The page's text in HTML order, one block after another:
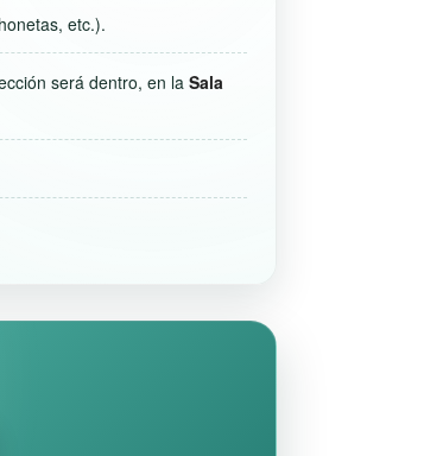
etc.).
será dentro, en la Sala